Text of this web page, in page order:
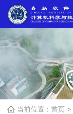
当前位置： 首页